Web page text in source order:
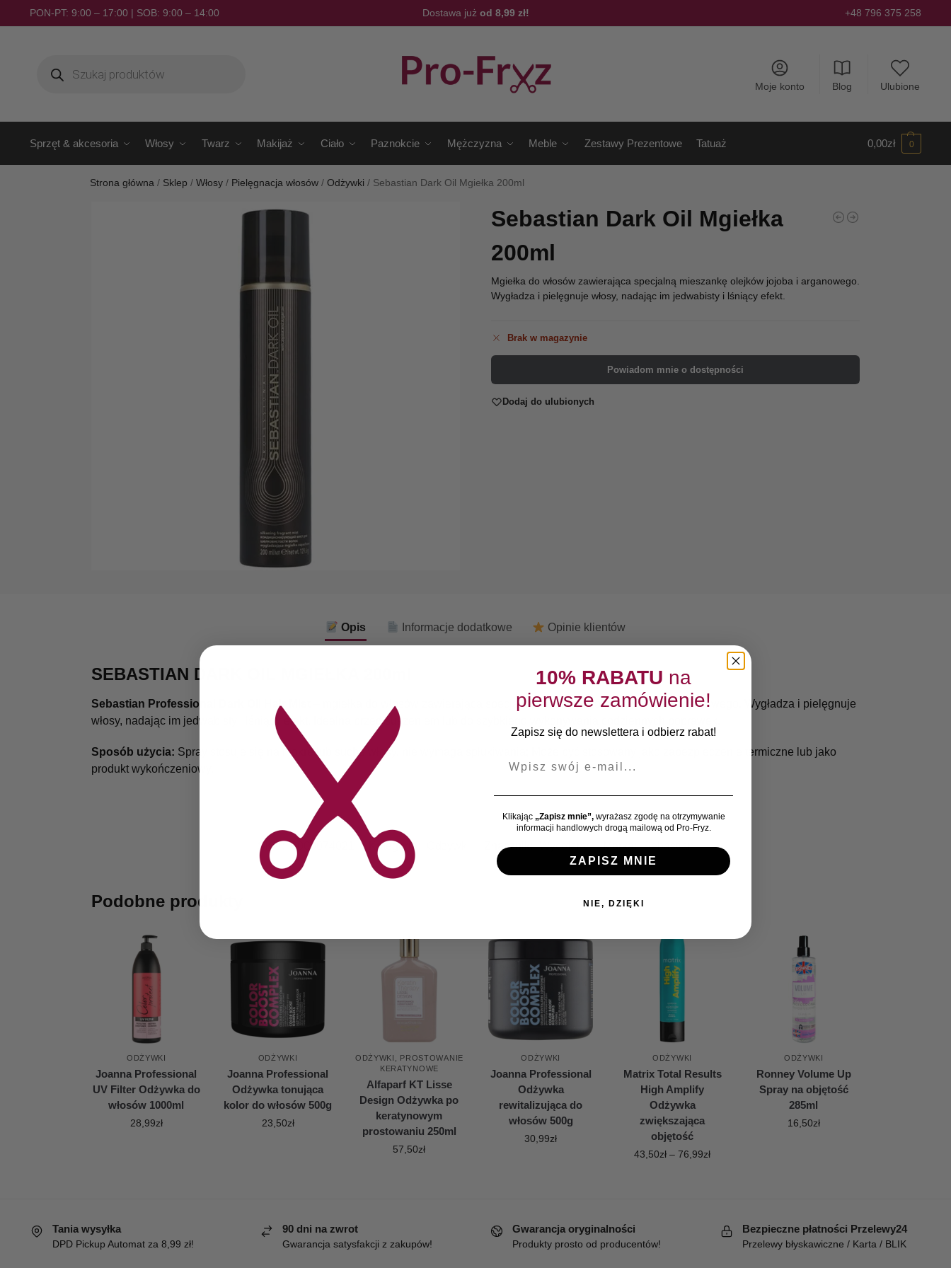
PON-PT: 9:00 – 17:00 | SOB: 9:00 – 14:00 Dostawa już od 8,99 zł! +48 796 375 258
Moje konto Blog Ulubione
Sprzęt & akcesoria Włosy Twarz Makijaż Ciało Paznokcie Mężczyzna Meble Zestawy Prezentowe Tatuaż 0,00zł 0
Strona główna / Sklep /Włosy / Pielęgnacja włosów /Odżywki / Sebastian Dark Oil Mgiełka 200ml
Sebastian Dark Oil Mgiełka
200ml
Mgiełka do włosów zawierająca specjalną mieszankę olejków jojoba i arganowego.
Wygładza i pielęgnuje włosy, nadając im jedwabisty i lśniący efekt.
Brak w magazynie
Powiadom mnie o dostępności
Dodaj do ulubionych
Opis Informacje dodatkowe Opinie klientów
SEBASTIAN DARK OIL MGIEŁKA 200ml
Sebastian Professional Dark Oil Hair Mist
– mgiełka do włosów zawierająca specjalną mieszankę olejków jojoba i arganowego. Wygładza i pielęgnuje
włosy, nadając im jedwabisty i lśniący efekt. Idealna przed suszeniem lub do szybkiego wykonywania codziennych poprawek.
Sposób użycia: Spray stosuje się na mokre lub suche włosy, nie wymaga spłukiwania; Może być stosowany jako zabezpieczenie termiczne lub jako
produkt wykończeniowy.
SKU: 0000074021 Kategoria: Znacznik: Wycofany Marka: Sebastian
Podobne produkty
ODŻYWKI
Joanna Professional
UV Filter Odżywka do
włosów 1000ml
28,99zł
ODŻYWKI
Joanna Professional
Odżywka tonująca
kolor do włosów 500g
23,50zł
ODŻYWKI
PROSTOWANIE
KERATYNOWE
Alfaparf KT Lisse
Design Odżywka po
keratynowym
prostowaniu 250ml
57,50zł
ODŻYWKI
Joanna Professional
Odżywka
rewitalizująca do
włosów 500g
30,99zł
ODŻYWKI
Matrix Total Results
High Amplify
Odżywka
zwiększająca
objętość
43,50zł – 76,99zł
ODŻYWKI
Ronney Volume Up
Spray na objętość
285ml
16,50zł
Tania wysyłka
DPD Pickup Automat za 8,99 zł!
90 dni na zwrot
Gwarancja satysfakcji z zakupów!
Gwarancja oryginalności
Produkty prosto od producentów!
Bezpieczne płatności Przelewy24
Przelewy błyskawiczne / Karta / BLIK
10% RABATU na
pierwsze zamówienie!
Zapisz się do newslettera i odbierz rabat!
Klikając „Zapisz mnie”,wyrażasz zgodę na otrzymywanie
informacji handlowych drogą mailową od Pro-Fryz.
ZAPISZ MNIE
NIE, DZIĘKI